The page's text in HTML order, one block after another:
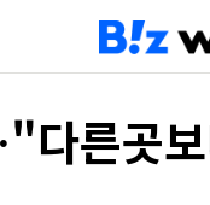
다른곳